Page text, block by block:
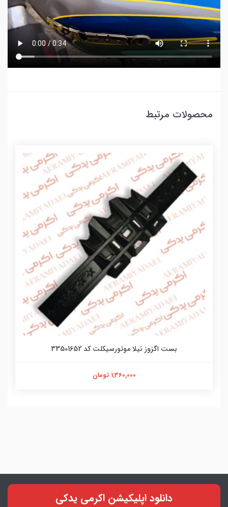
محصولات مرتبط
بست اگزوز نیلا موتورسیکلت کد 33501652
1,360,000 تومان
دانلود اپلیکیشن اکرمی یدکی